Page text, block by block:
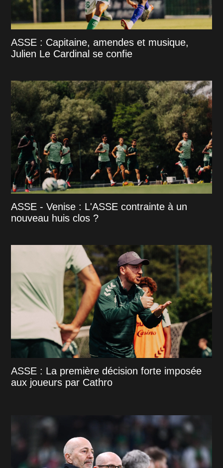
ASSE : Capitaine, amendes et musique,
Julien Le Cardinal se confie
ASSE - Venise : L'ASSE contrainte à un
nouveau huis clos ?
ASSE : La première décision forte imposée
aux joueurs par Cathro